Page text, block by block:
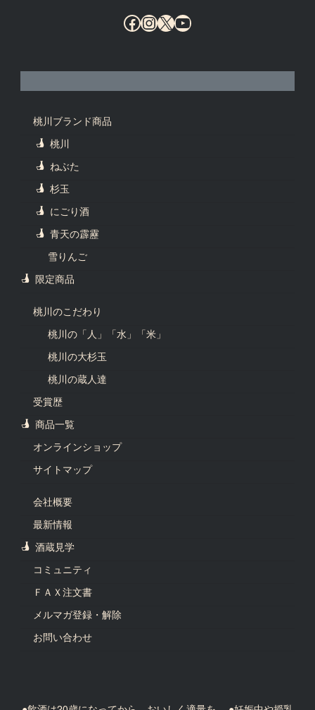
Facebook
Instagram
X YouTube
桃川ブランド商品
桃川
ねぶた
杉玉
にごり酒
青天の霹靂
雪りんご
限定商品
桃川のこだわり
桃川の「人」「水」「米」
桃川の大杉玉
桃川の蔵人達
受賞歴
商品一覧
オンラインショップ
サイトマップ
会社概要
最新情報
酒蔵見学
コミュニティ
ＦＡＸ注文書
メルマガ登録・解除
お問い合わせ